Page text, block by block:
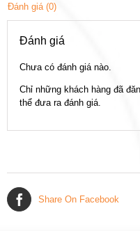
Đánh giá (0)
Đánh giá
Chưa có đánh giá nào.
Chỉ những khách hàng đã
thể đưa ra đánh giá.
Share On Facebook